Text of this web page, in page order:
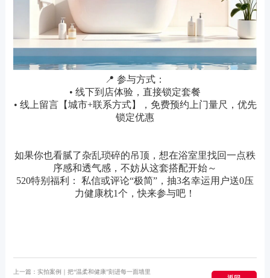
📍 参与方式：
• 线下到店体验，直接锁定套餐
• 线上留言【城市+联系方式】，免费预约上门量尺，优先
锁定优惠
如果你也看腻了杂乱琐碎的吊顶，想在浴室里找回一点秩
序感和透气感，不妨从这套搭配开始～
520特别福利： 私信或评论“极简”，抽3名幸运用户送0压
力健康枕1个，快来参与吧！
上一篇：实拍案例｜把“温柔和健康”刻进每一面墙里